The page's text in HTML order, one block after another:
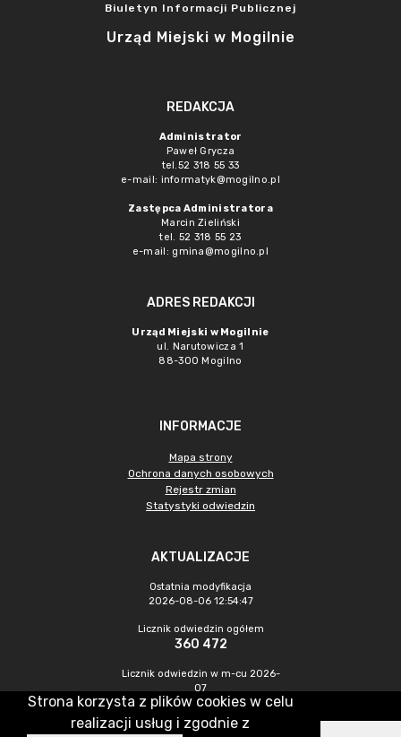
Biuletyn Informacji Publicznej
Urząd Miejski w Mogilnie
REDAKCJA
Administrator
Paweł Grycza
tel.52 318 55 33
e-mail: informatyk@mogilno.pl
Zastępca Administratora
Marcin Zieliński
tel. 52 318 55 23
e-mail: gmina@mogilno.pl
ADRES REDAKCJI
Urząd Miejski w Mogilnie
ul. Narutowicza 1
88-300 Mogilno
INFORMACJE
Mapa strony
Ochrona danych osobowych
Rejestr zmian
Statystyki odwiedzin
AKTUALIZACJE
Ostatnia modyfikacja
2026-08-06 12:54:47
Licznik odwiedzin ogółem
360 472
Licznik odwiedzin w m-cu 2026-
07
1 117
Strona korzysta z plików cookies w celu
realizacji usług i zgodnie z